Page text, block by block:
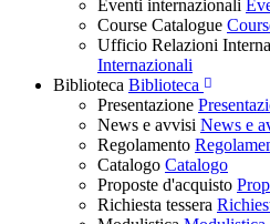
Eventi internazionali
Course Catalogue
Ufficio Relazioni
Internazionali
Biblioteca Biblioteca
Presentazione
News e avvisi News e
Regolamento
Catalogo Catalogo
Proposte d'acquisto
Richiesta tessera